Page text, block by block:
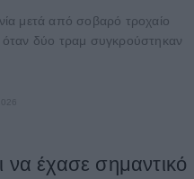
μετά από σοβαρό τροχαίο
όταν δύο τραμ συγκρούστηκαν
να έχασε σημαντικό